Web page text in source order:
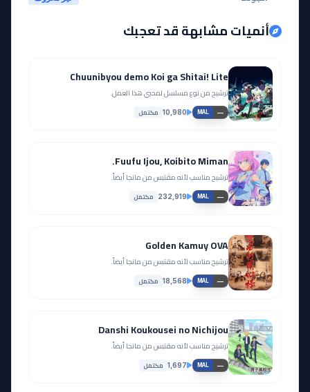
أنميات مشابهة قد تعجبك
Chuunibyou demo Koi ga Shitai! Lite
ترشيح من نوع مسلسل لمحبي هذا العمل.
MAL —
10,980 مكتمل
Fuufu Ijou, Koibito Miman.
ترشيح مناسب لأنه مقتبس من مانجا أيضاً.
MAL —
232,919 مكتمل
Golden Kamuy OVA
ترشيح مناسب لأنه مقتبس من مانجا أيضاً.
MAL —
18,568 مكتمل
Danshi Koukousei no Nichijou
ترشيح مناسب لأنه مقتبس من مانجا أيضاً.
MAL —
1,697 مكتمل